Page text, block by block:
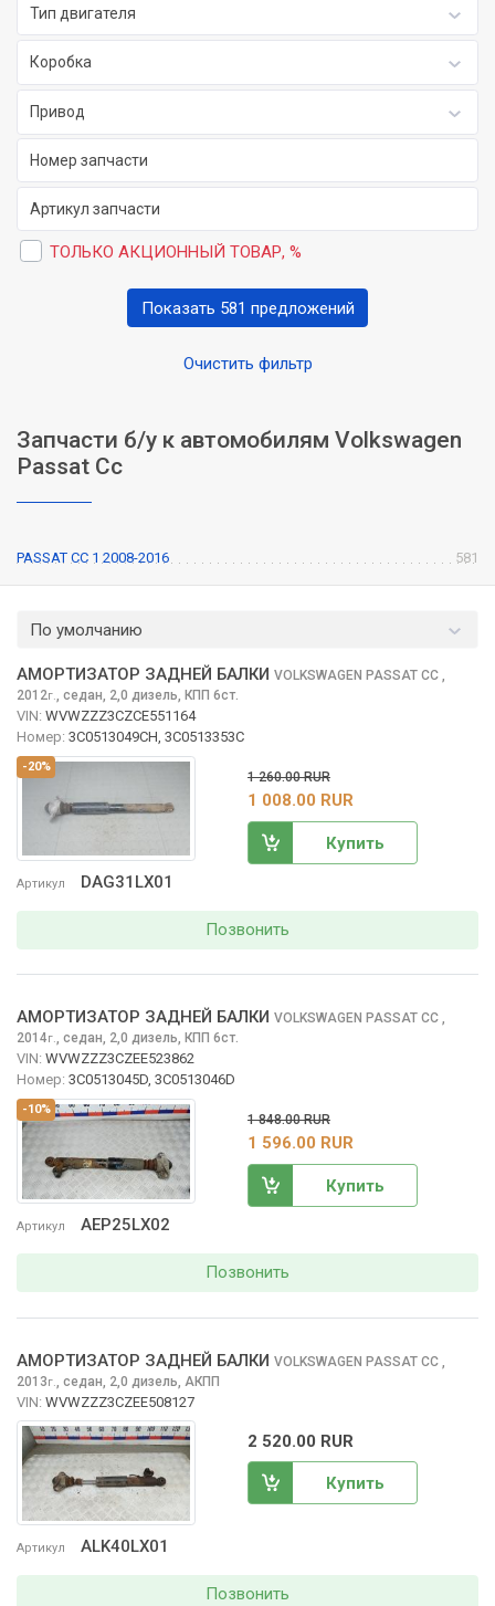
Тип двигателя
Коробка
Привод
ТОЛЬКО АКЦИОННЫЙ ТОВАР, %
Очистить фильтр
Показать 581 предложений
Запчасти б/у к автомобилям Volkswagen
Passat Cc
PASSAT CC 1 2008-2016 581
По умолчанию
-20%
Артикул DAG31LX01
АМОРТИЗАТОР ЗАДНЕЙ БАЛКИ VOLKSWAGEN PASSAT CC ,
2012г., седан, 2,0 дизель, КПП 6ст.
VIN: WVWZZZ3CZCE551164
Номер: 3C0513049CH, 3C0513353C
1 260.00 RUR
1 008.00 RUR
Купить
Позвонить
-10%
Артикул AEP25LX02
АМОРТИЗАТОР ЗАДНЕЙ БАЛКИ VOLKSWAGEN PASSAT CC ,
2014г., седан, 2,0 дизель, КПП 6ст.
VIN: WVWZZZ3CZEE523862
Номер: 3C0513045D, 3C0513046D
1 848.00 RUR
1 596.00 RUR
Купить
Позвонить
Артикул ALK40LX01
АМОРТИЗАТОР ЗАДНЕЙ БАЛКИ VOLKSWAGEN PASSAT CC
2013г. седан, 2,0 дизель, АКПП
VIN: WVWZZZ3CZEE508127
2 520.00 RUR
Купить
Позвонить